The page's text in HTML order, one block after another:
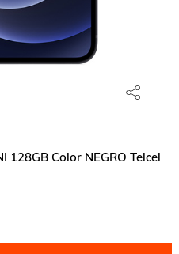
128GB Color NEGRO Telcel